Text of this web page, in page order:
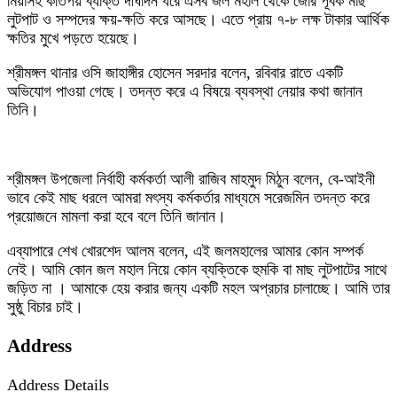
লুটপাট ও সম্পদের ক্ষয়-ক্ষতি করে আসছে। এতে প্রায় ৭-৮ লক্ষ টাকার আর্থিক
ক্ষতির মুখে পড়তে হয়েছে।
শ্রীমঙ্গল থানার ওসি জাহাঙ্গীর হোসেন সরদার বলেন, রবিবার রাতে একটি
অভিযোগ পাওয়া গেছে। তদন্ত করে এ বিষয়ে ব্যবস্থা নেয়ার কথা জানান
তিনি।
শ্রীমঙ্গল উপজেলা নির্বাহী কর্মকর্তা আলী রাজিব মাহমুদ মিঠুন বলেন, বে-আইনী
ভাবে কেই মাছ ধরলে আমরা মৎস্য কর্মকর্তার মাধ্যমে সরেজমিন তদন্ত করে
প্রয়োজনে মামলা করা হবে বলে তিনি জানান।
এব্যাপারে শেখ খোরশেদ আলম বলেন, এই জলমহালের আমার কোন সম্পর্ক
নেই। আমি কোন জল মহাল নিয়ে কোন ব্যক্তিকে হুমকি বা মাছ লুটপাটের সাথে
জড়িত না । আমাকে হেয় করার জন্য একটি মহল অপ্রচার চালাচ্ছে। আমি তার
সুষ্ঠু বিচার চাই।
Address
Address Details